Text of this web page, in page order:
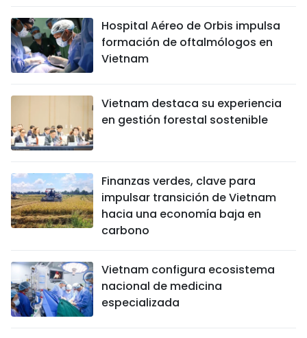
Hospital Aéreo de Orbis impulsa
formación de oftalmólogos en
Vietnam
Vietnam destaca su experiencia
en gestión forestal sostenible
Finanzas verdes, clave para
impulsar transición de Vietnam
hacia una economía baja en
carbono
Vietnam configura ecosistema
nacional de medicina
especializada